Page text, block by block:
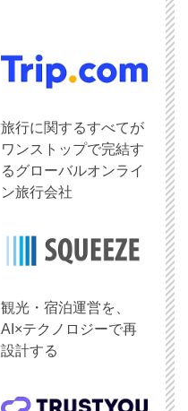
旅行に関するすべてが
ワンストップで完結す
るグローバルオンライ
ン旅行会社
観光・宿泊運営を、
AI×テクノロジーで再
設計する